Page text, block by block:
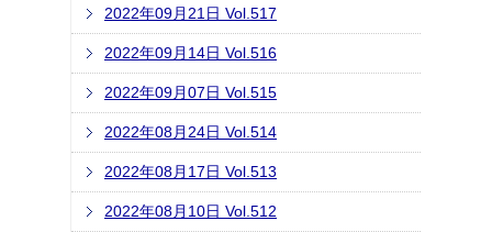
2022年09月21日 Vol.517
2022年09月14日 Vol.516
2022年09月07日 Vol.515
2022年08月24日 Vol.514
2022年08月17日 Vol.513
2022年08月10日 Vol.512